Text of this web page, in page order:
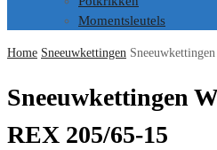
Momentsleutels
Home Sneeuwkettingen
Sneeuwkettingen
REX 205/65-15